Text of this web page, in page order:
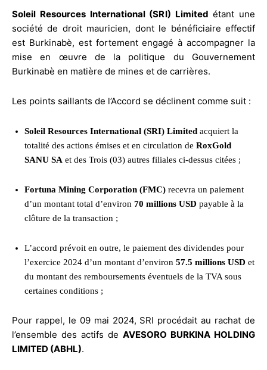
Soleil Resources International (SRI) Limitedétant une
société de droit mauricien, dont le bénéficiaire effectif
est Burkinabè, est fortement engagé à accompagner la
mise en œuvre de la politique du Gouvernement
Burkinabè en matière de mines et de carrières.
Les points saillants de l’Accord se déclinent comme suit :
Soleil Resources International (SRI) Limited acquiert la
totalité des actions émises et en circulation de RoxGold
SANU SA et des Trois (03) autres filiales ci-dessus citées ;
Fortuna Mining Corporation (FMC) recevra un paiement
d’un montant total d’environ 70 millions USD payable à la
clôture de la transaction ;
L’accord prévoit en outre, le paiement des dividendes pour
l’exercice 2024 d’un montant d’environ 57.5 millions USD et
du montant des remboursements éventuels de la TVA sous
certaines conditions ;
Pour rappel, le 09 mai 2024, SRI procédait au rachat de
l’ensemble des actifs de AVESORO BURKINA HOLDING
LIMITED (ABHL).